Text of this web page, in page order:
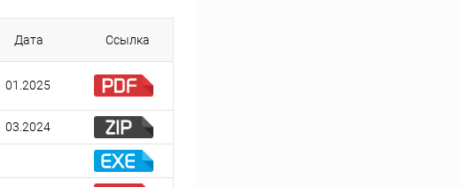
Дата Ссылка
01.2025
03.2024